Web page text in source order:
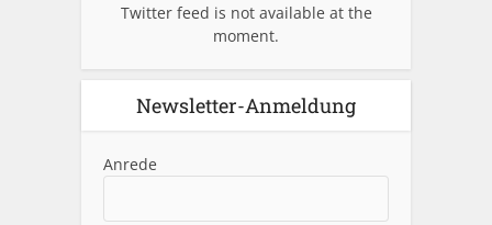
Twitter feed is not available at the
moment.
Newsletter-Anmeldung
Anrede